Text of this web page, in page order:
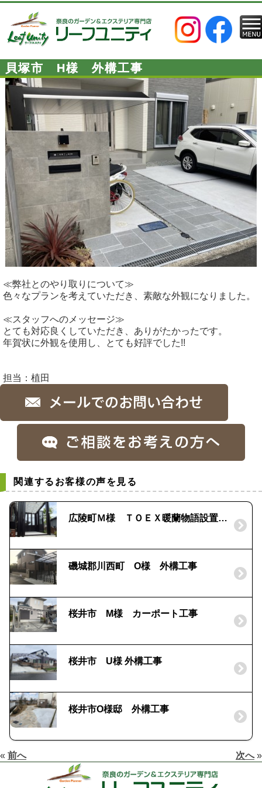
貝塚市 H様 外構工事
≪弊社とのやり取りについて≫
色々なプランを考えていただき、素敵な外観になりました。
≪スタッフへのメッセージ≫
とても対応良くしていただき、ありがたかったです。
年賀状に外観を使用し、とても好評でした!!
担当：植田
関連するお客様の声を見る
広陵町Ｍ様 ＴＯＥＸ暖蘭物語設置工事
磯城郡川西町 O様 外構工事
桜井市 M様 カーポート工事
桜井市 U様 外構工事
桜井市O様邸 外構工事
« 前へ 次へ»